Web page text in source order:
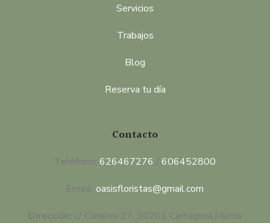
Servicios
Trabajos
Blog
Reserva tu día
Contacto
Teléfono: 626467276 / 606452800
Email: oasisfloristas@gmail.com
Dirección: c/ Canales 27, 30201 Cartagena,Murcia